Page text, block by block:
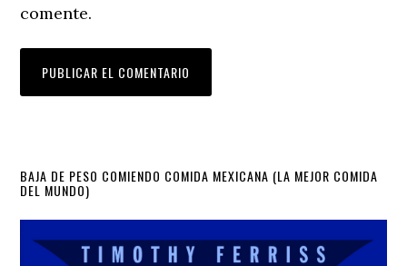
comente.
Primary
Sidebar
BAJA DE PESO COMIENDO COMIDA MEXICANA (LA MEJOR COMIDA
DEL MUNDO)